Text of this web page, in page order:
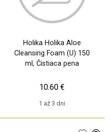
Holika Holika Aloe
Cleansing Foam (U) 150
ml, Čistiaca pena
1 až 3 dni
10.60 €